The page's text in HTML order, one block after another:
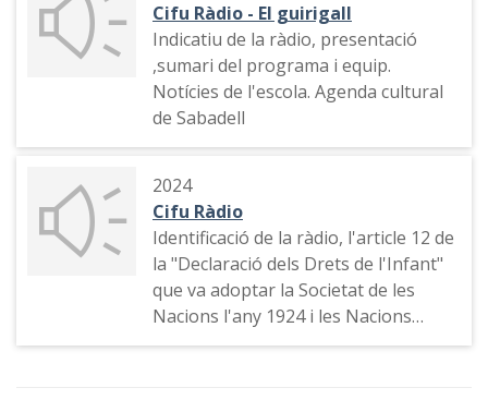
Cifu Ràdio - El guirigall
Indicatiu de la ràdio, presentació
,sumari del programa i equip.
Notícies de l'escola. Agenda cultural
de Sabadell
2024
Cifu Ràdio
Identificació de la ràdio, l'article 12 de
la "Declaració dels Drets de l'Infant"
que va adoptar la Societat de les
Nacions l'any 1924 i les Nacions
Unides, l'any 1959. Indicatiu de la